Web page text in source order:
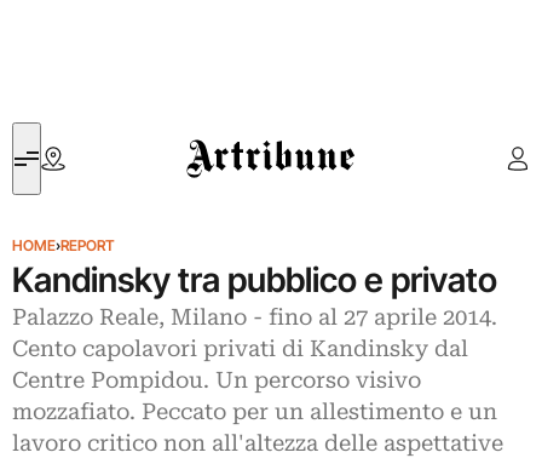
Artribune
HOME›REPORT
Kandinsky tra pubblico e privato
Palazzo Reale, Milano - fino al 27 aprile 2014.
Cento capolavori privati di Kandinsky dal
Centre Pompidou. Un percorso visivo
mozzafiato. Peccato per un allestimento e un
lavoro critico non all'altezza delle aspettative